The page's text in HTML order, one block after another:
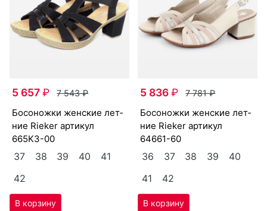
5 657₽ 7 543₽
бо­сонож­ки женс­кие лет­
ние Ri­eker артикул
665K3-00
37 38 39 40
41
42
5 836₽ 7 781₽
бо­сонож­ки женс­кие лет­
ние Ri­eker артикул
64661-60
36 37 38 39
40
41
42